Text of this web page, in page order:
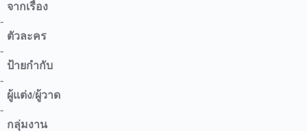
จากเรื่อง
-
ตัวละคร
-
ป้ายกำกับ
-
ผู้แต่ง/ผู้วาด
-
กลุ่มงาน